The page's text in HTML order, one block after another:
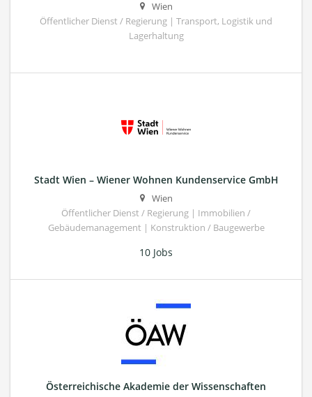
Wien
Öffentlicher Dienst / Regierung | Transport, Logistik und
Lagerhaltung
Stadt Wien – Wiener Wohnen Kundenservice GmbH
Wien
Öffentlicher Dienst / Regierung | Immobilien /
Gebäudemanagement | Konstruktion / Baugewerbe
10 Jobs
Österreichische Akademie der Wissenschaften